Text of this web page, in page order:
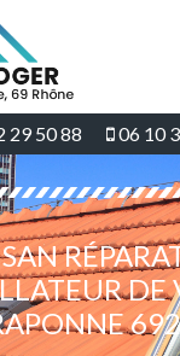
29 50 88 06 10
DE